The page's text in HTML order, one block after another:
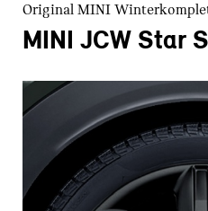
Original MINI
MINI JCW Star